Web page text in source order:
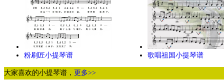
粉刷匠小提琴谱 歌唱祖国小提琴谱
大家喜欢的小提琴谱， 更多>>